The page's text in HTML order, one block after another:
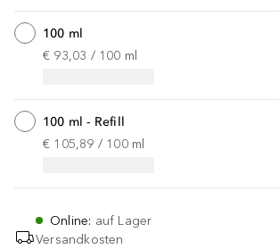
100 ml
€ 93,03 / 100 ml
100 ml - Refill
€ 105,89 / 100 ml
Online: auf Lager
Versandkosten